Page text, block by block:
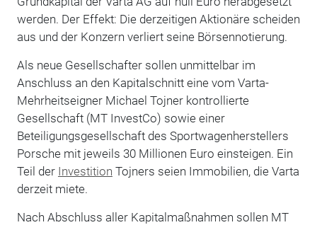
werden. Der Effekt: Die derzeitigen Aktionäre scheiden
aus und der Konzern verliert seine Börsennotierung.
Als neue Gesellschafter sollen unmittelbar im
Anschluss an den Kapitalschnitt eine vom Varta-
Mehrheitseigner Michael Tojner kontrollierte
Gesellschaft (MT InvestCo) sowie einer
Beteiligungsgesellschaft des Sportwagenherstellers
Porsche mit jeweils 30 Millionen Euro einsteigen. Ein
Teil der Investition Tojners seien Immobilien, die Varta
derzeit miete.
Nach Abschluss aller Kapitalmaßnahmen sollen MT